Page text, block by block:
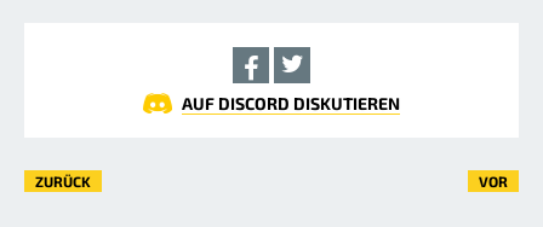
AUF DISCORD DISKUTIEREN
ZURÜCK VOR